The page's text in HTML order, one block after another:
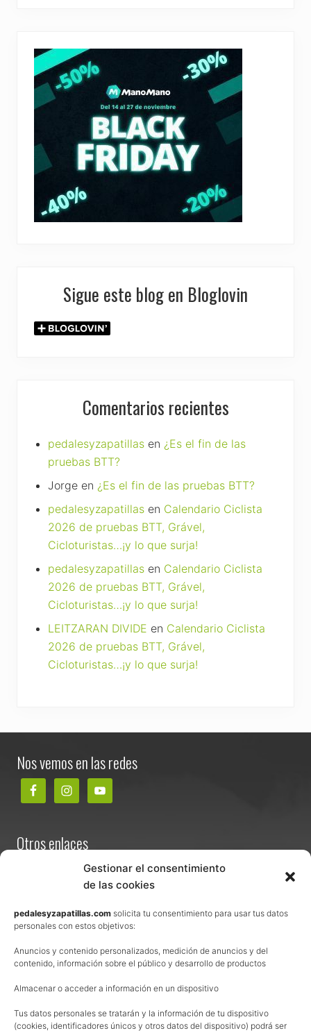
Gestionar el consentimiento
de las cookies
pedalesyzapatillas.com solicita tu consentimiento para usar tus datos
personales con estos objetivos:
Anuncios y contenido personalizados, medición de anuncios y del
contenido, información sobre el público y desarrollo de productos
Almacenar o acceder a información en un dispositivo
Tus datos personales se tratarán y la información de tu dispositivo
(cookies, identificadores únicos y otros datos del dispositivo) podrá ser
Sigue este blog en Bloglovin
Comentarios recientes
pedalesyzapatillas en ¿Es el fin de las
pruebas BTT?
Jorge en ¿Es el fin de las pruebas BTT?
pedalesyzapatillas en Calendario Ciclista
2026 de pruebas BTT, Grável,
Cicloturistas…¡y lo que surja!
pedalesyzapatillas en Calendario Ciclista
2026 de pruebas BTT, Grável,
Cicloturistas…¡y lo que surja!
LEITZARAN DIVIDE en Calendario Ciclista
2026 de pruebas BTT, Grável,
Cicloturistas…¡y lo que surja!
Nos vemos en las redes
Otros enlaces
Términos y condiciones de venta
Política de privacidad
Política de cookies
Afiliación